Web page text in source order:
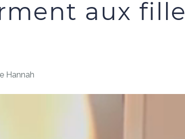
aux
Hannah